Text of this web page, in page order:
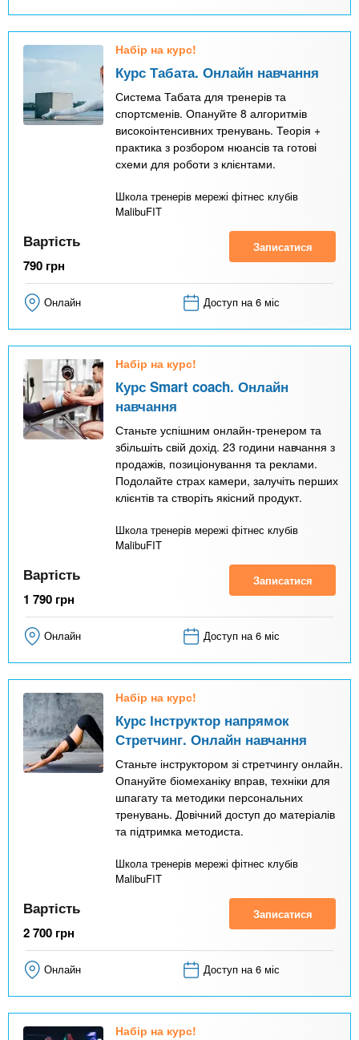
Набір на курс!
Курс Табата. Онлайн навчання
Система Табата для тренерів та
спортсменів. Опануйте 8 алгоритмів
високоінтенсивних тренувань. Теорія +
практика з розбором нюансів та готові
схеми для роботи з клієнтами.
Школа тренерів мережі фітнес клубів
MalibuFIT
Вартість
790 грн
Записатися
Онлайн Доступ на 6 міс
Набір на курс!
Курс Smart coach. Онлайн
навчання
Станьте успішним онлайн-тренером та
збільшіть свій дохід. 23 години навчання з
продажів, позиціонування та реклами.
Подолайте страх камери, залучіть перших
клієнтів та створіть якісний продукт.
Школа тренерів мережі фітнес клубів
MalibuFIT
Вартість
1 790 грн
Записатися
Онлайн Доступ на 6 міс
Набір на курс!
Курс Інструктор напрямок
Стретчинг. Онлайн навчання
Станьте інструктором зі стретчингу онлайн.
Опануйте біомеханіку вправ, техніки для
шпагату та методики персональних
тренувань. Довічний доступ до матеріалів
та підтримка методиста.
Школа тренерів мережі фітнес клубів
MalibuFIT
Вартість
2 700 грн
Записатися
Онлайн Доступ на 6 міс
Набір на курс!